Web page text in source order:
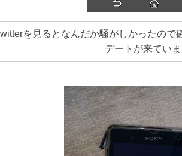
を見るとなんだか騒がしかったので
デートが来てい